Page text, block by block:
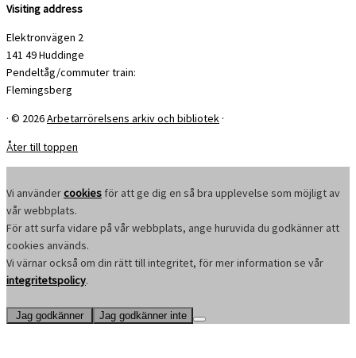
Visiting address
Elektronvägen 2
141 49 Huddinge
Pendeltåg/commuter train:
Flemingsberg
· © 2026Arbetarrörelsens arkiv och bibliotek ·
Åter till toppen
Vi användercookies för att ge dig en så bra upplevelse som möjligt av
vår webbplats.
För att surfa vidare på vår webbplats, ange huruvida du godkänner att
cookies används.
Vi värnar också om din rätt till integritet, för mer information se vår
integritetspolicy.
Jag godkänner Jag godkänner inte